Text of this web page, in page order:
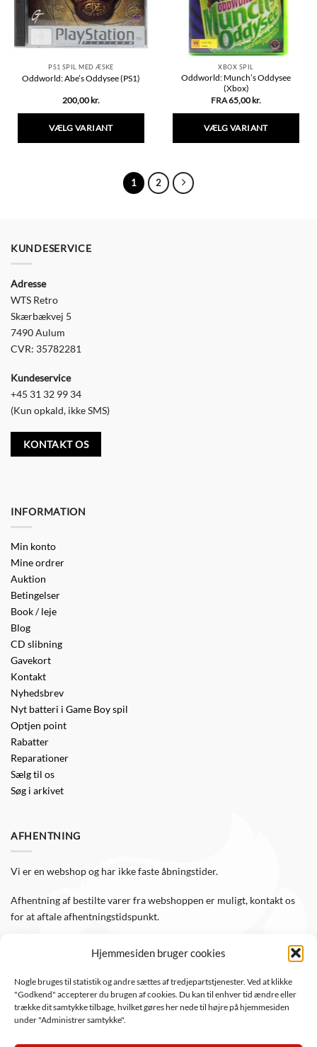
Hjemmesiden bruger cookies
Nogle bruges til statistik og andre sættes af tredjepartstjenester. Ved at klikke
"Godkend" accepterer du brugen af cookies. Du kan til enhver tid ændre eller
trække dit samtykke tilbage, hvilket gøres her nede til højre på hjemmesiden
under "Administrer samtykke".
på
varesiden
på
varesiden
PS1 SPIL MED ÆSKE
Oddworld: Abe’s Oddysee (PS1)
200,00 kr.
VÆLG VARIANT
vælges
XBOX SPIL
Oddworld: Munch’s Oddysee
(Xbox)
FRA65,00 kr.
VÆLG VARIANT
1 2
KUNDESERVICE
Adresse
WTS Retro
Skærbækvej 5
7490 Aulum
CVR: 35782281
Kundeservice
+45 31 32 99 34
(Kun opkald, ikke SMS)
KONTAKT OS
INFORMATION
Min konto
Mine ordrer
Auktion
Betingelser
Book / leje
Blog
CD slibning
Gavekort
Kontakt
Nyhedsbrev
Nyt batteri i Game Boy spil
Optjen point
Rabatter
Reparationer
Sælg til os
Søg i arkivet
AFHENTNING
Vi er en webshop og har ikke faste åbningstider.
Afhentning af bestilte varer fra webshoppen er muligt, kontakt os
for at aftale afhentningstidspunkt.
Følg WTS Retro på de sociale medier, så er du altid opdateret.